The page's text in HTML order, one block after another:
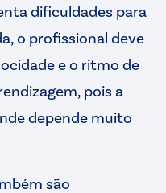
dificuldades para
o profissional deve
e o ritmo de
pois a
depende muito
são